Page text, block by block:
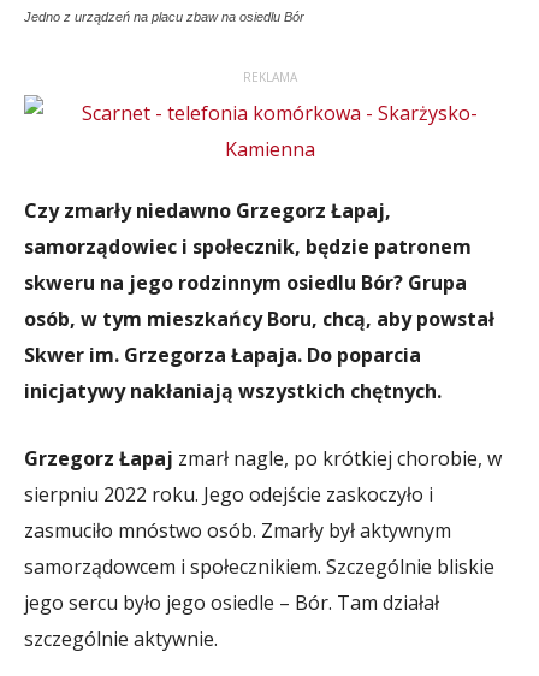
Jedno z urządzeń na placu zbaw na osiedlu Bór
REKLAMA
Czy zmarły niedawno Grzegorz Łapaj,
samorządowiec i społecznik, będzie patronem
skweru na jego rodzinnym osiedlu Bór? Grupa
osób, w tym mieszkańcy Boru, chcą, aby powstał
Skwer im. Grzegorza Łapaja. Do poparcia
inicjatywy nakłaniają wszystkich chętnych.
Grzegorz Łapaj zmarł nagle, po krótkiej chorobie, w
sierpniu 2022 roku. Jego odejście zaskoczyło i
zasmuciło mnóstwo osób. Zmarły był aktywnym
samorządowcem i społecznikiem. Szczególnie bliskie
jego sercu było jego osiedle – Bór. Tam działał
szczególnie aktywnie.